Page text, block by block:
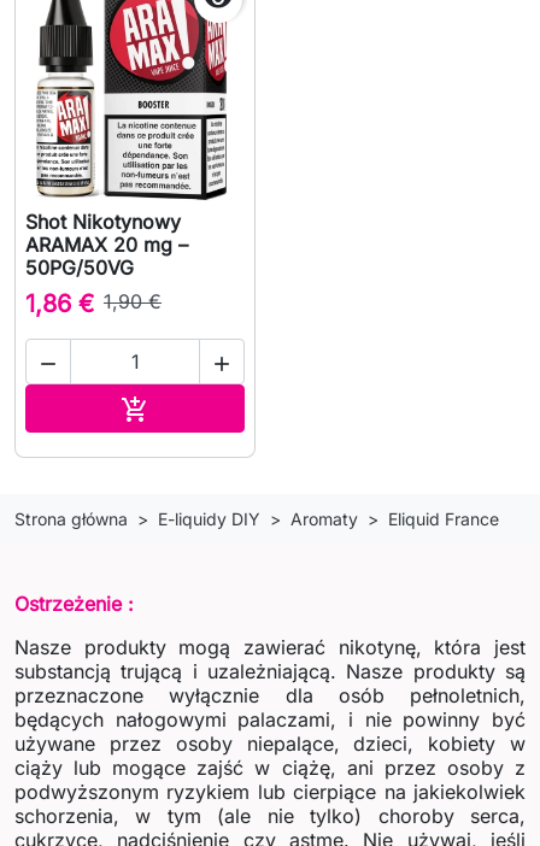
Shot Nikotynowy
ARAMAX 20 mg –
50PG/50VG
1,86 € 1,90 €
 

Strona główna E-liquidy DIY Aromaty Eliquid France
Ostrzeżenie :
Nasze produkty mogą zawierać nikotynę, która jest
substancją trującą i uzależniającą. Nasze produkty są
przeznaczone wyłącznie dla osób pełnoletnich,
będących nałogowymi palaczami, i nie powinny być
używane przez osoby niepalące, dzieci, kobiety w
ciąży lub mogące zajść w ciążę, ani przez osoby z
podwyższonym ryzykiem lub cierpiące na jakiekolwiek
schorzenia, w tym (ale nie tylko) choroby serca,
cukrzycę, nadciśnienie czy astmę. Nie używaj, jeśli